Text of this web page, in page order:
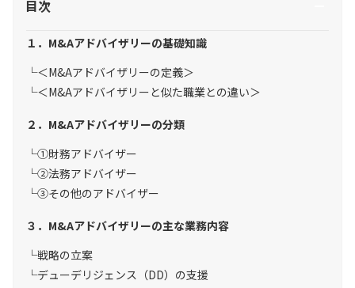
目次
１．M&Aアドバイザリーの基礎知識
＜M&Aアドバイザリーの定義＞
＜M&Aアドバイザリーと似た職業との違い＞
２．M&Aアドバイザリーの分類
①財務アドバイザー
②法務アドバイザー
③その他のアドバイザー
３．M&Aアドバイザリーの主な業務内容
戦略の立案
デューデリジェンス（DD）の支援